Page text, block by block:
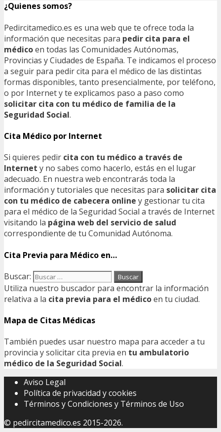
¿Quienes somos?
Pedircitamedico.es es una web que te ofrece toda la
información que necesitas para pedir cita para el
médicoen todas las Comunidades Autónomas,
Provincias y Ciudades de España. Te indicamos el proceso
a seguir para pedir cita para el médico de las distintas
formas disponibles, tanto presencialmente, por teléfono,
o por Internet y te explicamos paso a paso como
solicitar cita con tu médico de familia de la
Seguridad Social.
Cita Médico por Internet
Si quieres pedir cita con tu médico a través de
Internet y no sabes como hacerlo, estás en el lugar
adecuado. En nuestra web encontrarás toda la
información y tutoriales que necesitas para solicitar cita
con tu médico de cabecera online y gestionar tu cita
para el médico de la Seguridad Social a través de Internet
visitando la página web del servicio de salud
correspondiente de tu Comunidad Autónoma.
Cita Previa para Médico en…
Buscar:
Utiliza nuestro buscador para encontrar la información
relativa a la cita previa para el médicoen tu ciudad.
Mapa de Citas Médicas
También puedes usar nuestro mapa para acceder a tu
provincia y solicitar cita previa en tu ambulatorio
médico de la Seguridad Social.
Aviso Legal
Política de privacidad y cookies
Términos y Condiciones y Términos de Uso
© pedircitamedico.es 2015-2026.